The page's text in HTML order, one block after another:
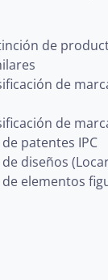
de
de
de
patentes IPC
diseños
de elementos